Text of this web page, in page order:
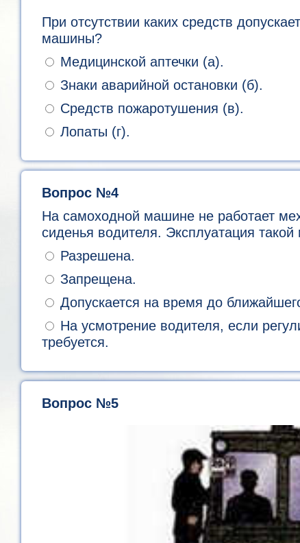
При отсутствии каких средств
машины?
Медицинской аптечки (а).
Знаки аварийной остановки (б).
Средств пожаротушения (в).
Лопаты (г).
Вопрос №4
На самоходной машине не работает
сиденья водителя. Эксплуатация
Разрешена.
Запрещена.
Допускается на время до
На усмотрение водителя, если
требуется.
Вопрос №5